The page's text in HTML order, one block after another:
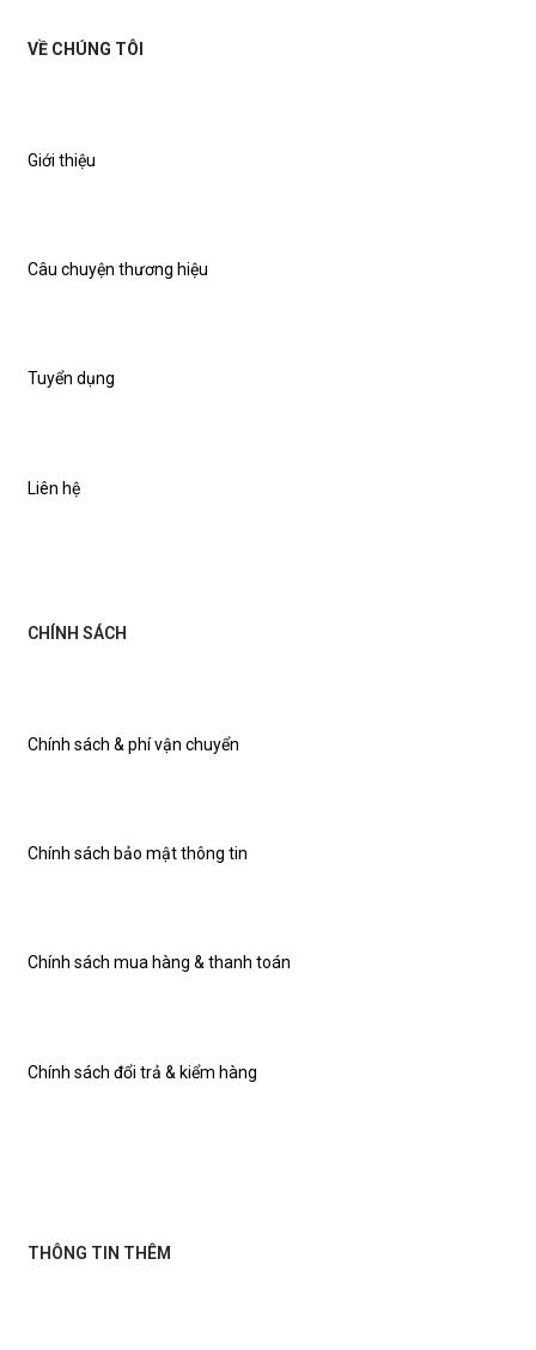
VỀ CHÚNG TÔI
Giới thiệu
Câu chuyện thương hiệu
Tuyển dụng
Liên hệ
THÔNG TIN THÊM
CHÍNH SÁCH
Chính sách bảo mật thông tin
Chính sách mua hàng & thanh toán
Chính sách đổi trả & kiểm hàng
Chính sách & phí vận chuyển